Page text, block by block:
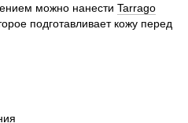
можно нанести Tarrago
подготавливает кожу перед